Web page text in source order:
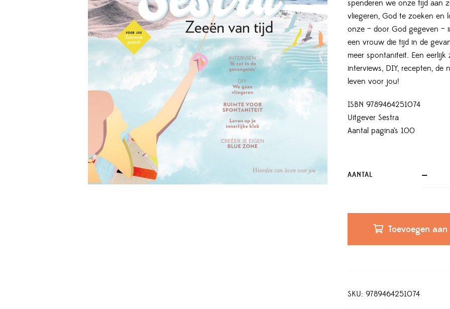
spenderen we onze tijd aan
vliegeren, God te zoeken en
onze – door God gegeven –
een vrouw die tijd in de
meer spontaniteit. Een
interviews, DIY, recepten,
leven voor jou!
ISBN 9789464251074
Uitgever Sestra
Aantal pagina’s 100
AANTAL
Toevoegen
SKU: 9789464251074